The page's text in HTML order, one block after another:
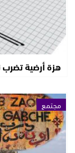
هزة أرضية
مجتمع